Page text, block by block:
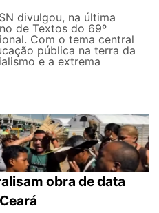
divulgou, na última
de Textos do 69º
Com o tema central
pública na terra da
e a extrema
obra de data